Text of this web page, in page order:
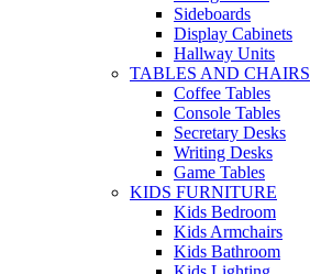
Sideboards
Display Cabinets
Hallway Units
TABLES AND CHAIRS
Coffee Tables
Console Tables
Secretary Desks
Writing Desks
Game Tables
KIDS FURNITURE
Kids Bedroom
Kids Armchairs
Kids Bathroom